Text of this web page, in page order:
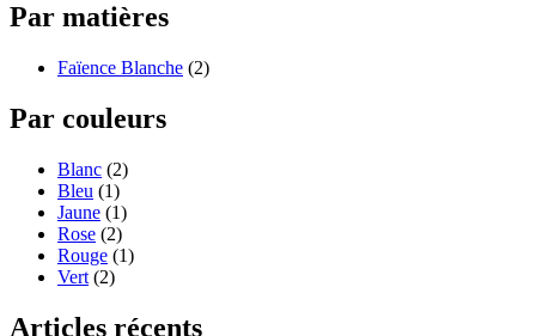
Par matières
Faïence Blanche (2)
Par couleurs
Blanc (2)
Bleu (1)
Jaune (1)
Rose (2)
Rouge (1)
Vert (2)
Articles récents